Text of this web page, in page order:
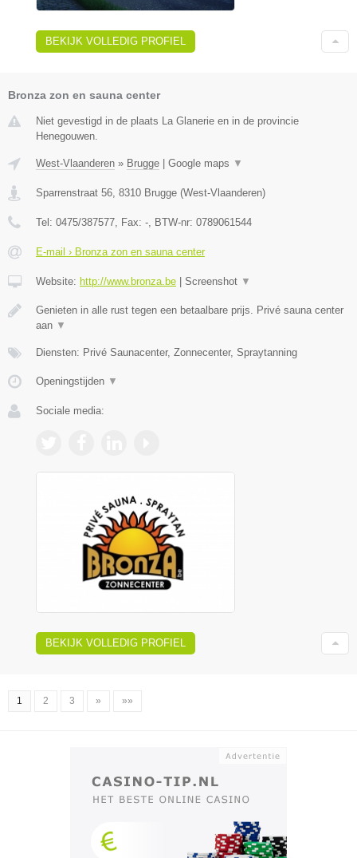
BEKIJK VOLLEDIG PROFIEL
Bronza zon en sauna center
Niet gevestigd in de plaats La Glanerie en in de provincie
Henegouwen.
West-Vlaanderen » Brugge Google maps ▼
Sparrenstraat 56, 8310 Brugge (West-Vlaanderen)
Tel: 0475/387577, Fax: -, BTW-nr: 0789061544
E-mail › Bronza zon en sauna center
Website: http://www.bronza.be Screenshot ▼
Genieten in alle rust tegen een betaalbare prijs. Privé sauna center
aan ▼
Diensten: Privé Saunacenter, Zonnecenter, Spraytanning
Openingstijden ▼
Sociale media:
BEKIJK VOLLEDIG PROFIEL
1 2 3 » »»